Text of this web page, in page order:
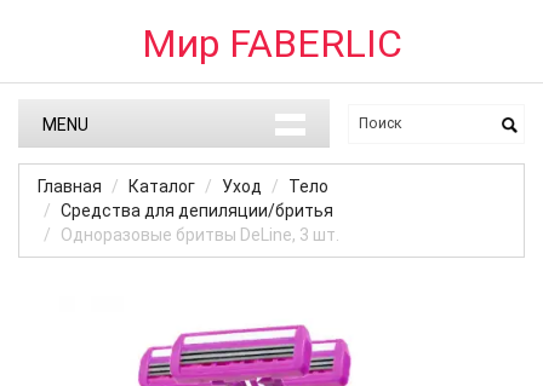
Мир FABERLIC
MENU
Главная Каталог Уход
Тело
Средства для депиляции/бритья
Одноразовые бритвы DeLine, 3 шт.